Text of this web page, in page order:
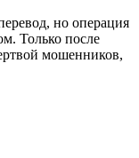
но операция
Только после
мошенников,